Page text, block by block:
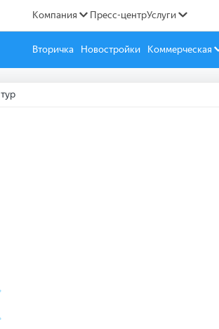
Компания Пресс-центрУслуги
Вторичка Новостройки Коммерческая